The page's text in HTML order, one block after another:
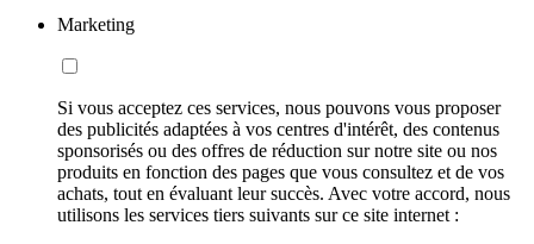
Marketing
Si vous acceptez ces services, nous pouvons vous proposer
des publicités adaptées à vos centres d'intérêt, des contenus
sponsorisés ou des offres de réduction sur notre site ou nos
produits en fonction des pages que vous consultez et de vos
achats, tout en évaluant leur succès. Avec votre accord, nous
utilisons les services tiers suivants sur ce site internet :